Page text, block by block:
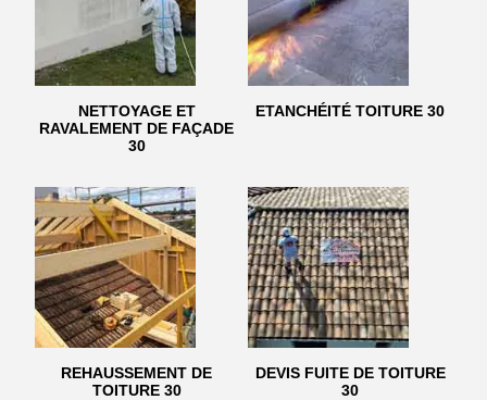
NETTOYAGE ET
RAVALEMENT DE FAÇADE
30
ETANCHÉITÉ TOITURE 30
REHAUSSEMENT DE
TOITURE 30
DEVIS FUITE DE TOITURE
30